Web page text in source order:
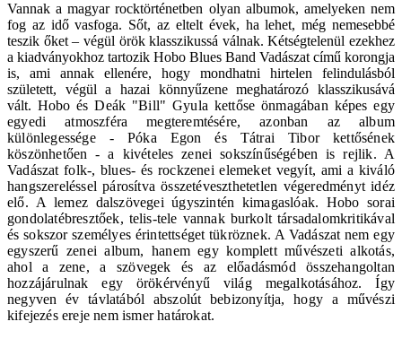
Vannak a magyar rocktörténetben olyan albumok, amelyeken nem
fog az idő vasfoga. Sőt, az eltelt évek, ha lehet, még nemesebbé
teszik őket – végül örök klasszikussá válnak. Kétségtelenül ezekhez
a kiadványokhoz tartozik Hobo Blues Band Vadászat című korongja
is, ami annak ellenére, hogy mondhatni hirtelen felindulásból
született, végül a hazai könnyűzene meghatározó klasszikusává
vált. HoboésDeák "Bill" Gyula kettőse önmagában képes egy
egyedi atmoszféra megteremtésére, azonban az album
különlegessége - Póka Egon ésTátrai Tibor kettősének
köszönhetően - a kivételes zenei sokszínűségében is rejlik. A
Vadászat folk-, blues- és rockzenei elemeket vegyít, ami a kiváló
hangszereléssel párosítva összetéveszthetetlen végeredményt idéz
elő. A lemez dalszövegei úgyszintén kimagaslóak. Hobo sorai
gondolatébresztőek, telis-tele vannak burkolt társadalomkritikával
és sokszor személyes érintettséget tükröznek. A Vadászat nem egy
egyszerű zenei album, hanem egy komplett művészeti alkotás,
ahol a zene, a szövegek és az előadásmód összehangoltan
hozzájárulnak egy örökérvényű világ megalkotásához. Így
negyven év távlatából abszolút bebizonyítja, hogy a művészi
kifejezés ereje nem ismer határokat.